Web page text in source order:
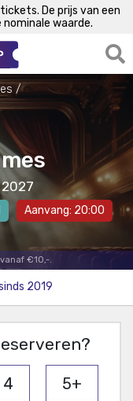
De prijs van een
waarde.
Aanvang: 20:00
€10,-.
2019
4 5+